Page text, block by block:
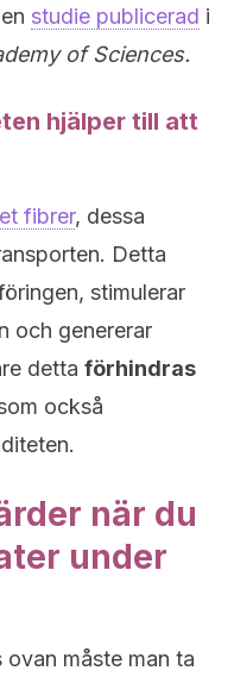
studie publicerad i
of Sciences.
hjälper till att
fibrer, dessa
Detta
stimulerar
och genererar
detta förhindras
också
när du
under
måste man ta